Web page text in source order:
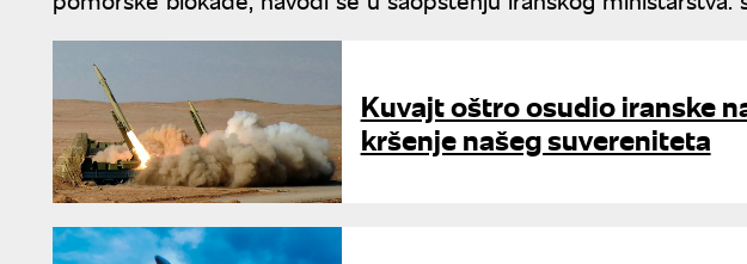
Kuvajt oštro osudio iranske
kršenje našeg suvereniteta